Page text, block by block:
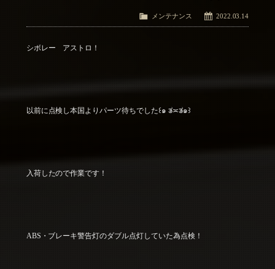
2022.03.14
メンテナンス
シボレー アストロ！
以前に点検し本国よりパーツ待ちでした꒰๑ ತ≍ತ๑꒱
入荷したので作業です！
ABS・ブレーキ警告灯のダブル点灯していた為点検！